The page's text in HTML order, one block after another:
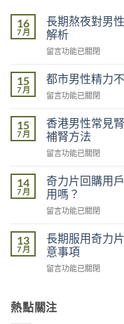
16
7 月
長期熬夜對男
解析
在
期
熬
夜
男
性
能
影
響
有
醫
學
角
面
解
留言功能已關閉
15
7 月
都市男性精力
在
市
男
性
精
不
足
的
五
原
因：
中
個？〉
留言功能已關閉
15
7 月
香港男性常見
補腎方法
在
港
男
性
常
腎
虛
症
狀
檢
留言功能已關閉
14
7 月
奇力片回購用
用嗎？
在
力
片
回
購
的
留言功能已關閉
13
7 月
長期服用奇力
意事項
在
服
用
留言功能已關閉
熱點關注